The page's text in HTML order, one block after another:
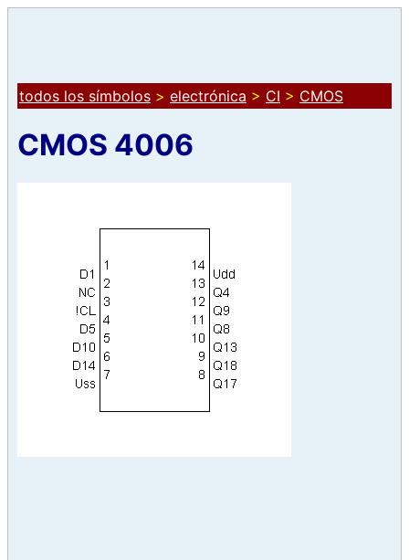
todos los símbolos > electrónica > CI > CMOS
CMOS 4006